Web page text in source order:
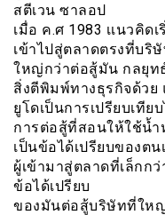
สตีเวน ซาลอป
เมื่อ ค.ศ 1983 เเนวคิ
เข้าไปสู่ตลาดตรงที่บริ
ใหญ่กว่าต่อสู้มัน กลยุท
สิ่งตีพิมพ์ทางธุรกิจด้วย
ยูโดเป็นการเปรียบเที
การต่อสู้ที่สอนให้ใช้น้ำ
เป็นข้อได้เปรียบของตน
ผู้เข้ามาสู่ตลาดที่เล็กก
ข้อได้เปรียบ
ของมันต่อสู้บริษัทที่ให